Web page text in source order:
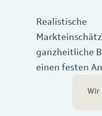
Realistische
ganzheitliche
einen festen
Wir